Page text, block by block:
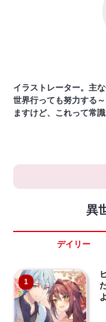
イラストレーター。主
世界行っても努力する
ますけど、これって常
異
デイリー
1